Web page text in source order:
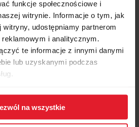
funkcje społecznościowe i
witrynie. Informacje o tym, jak
udostępniamy partnerom
i analitycznym.
te informacje z innymi danymi
lub uzyskanymi podczas
na wszystkie